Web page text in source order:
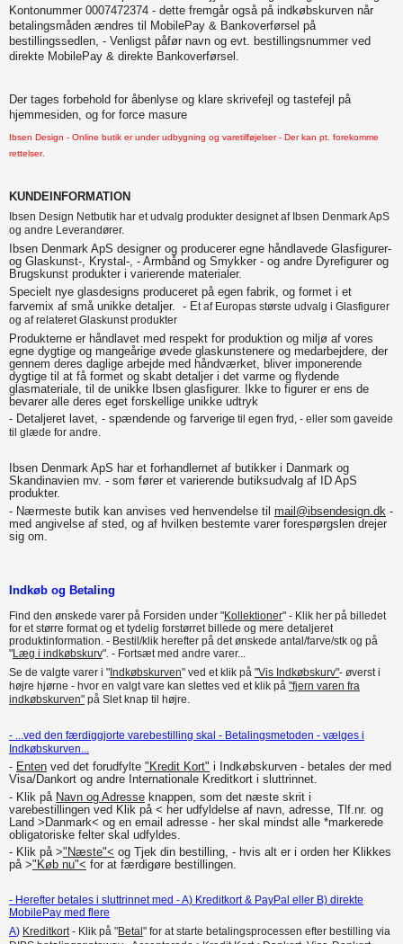
Kontonummer 0007472374 - dette fremgår også på indkøbskurven når
betalingsmåden ændres til MobilePay & Bankoverførsel på
bestillingssedlen, - Venligst påfør navn og evt. bestillingsnummer ved
direkte MobilePay & direkte Bankoverførsel.
Der tages forbehold for åbenlyse og klare skrivefejl og tastefejl på
hjemmesiden, og for force masure
Ibsen Design - Online butik er under udbygning og varetilføjelser - Der kan pt. forekomme
rettelser.
KUNDEINFORMATION
Ibsen Design Netbutik har et udvalg produkter designet af Ibsen Denmark ApS
og andre Leverandører.
Ibsen Denmark ApS designer og producerer egne håndlavede Glasfigurer-
og Glaskunst-, Krystal-, - Armbånd og Smykker - og andre Dyrefigurer og
Brugskunst produkter i varierende materialer.
Specielt nye glasdesigns produceret på egen fabrik, og formet i et
farvemix af små unikke detaljer. - Et af Europas største udvalg i Glasfigurer
og af relateret Glaskunst produkter
Produkterne er håndlavet med respekt for produktion og miljø af vores
egne dygtige og mangeårige øvede glaskunstenere og medarbejdere, der
gennem deres daglige arbejde med håndværket, bliver imponerende
dygtige til at få formet og skabt detaljer i det varme og flydende
glasmateriale, til de unikke Ibsen glasfigurer. Ikke to figurer er ens de
bevarer alle deres eget forskellige unikke udtryk
- Detaljeret lavet, - spændende og farverige til egen fryd, - eller som gaveide
til glæde for andre.
Ibsen Denmark ApS har et forhandlernet af butikker i Danmark og
Skandinavien mv. - som fører et varierende butiksudvalg af ID ApS
produkter.
- Nærmeste butik kan anvises ved henvendelse til mail@ibsendesign.dk -
med angivelse af sted, og af hvilken bestemte varer forespørgslen drejer
sig om.
Indkøb og Betaling
Find den ønskede varer på Forsiden under "Kollektioner" - Klik her på billedet
for et større format og et tydelig forstørret billede og mere detaljeret
produktinformation. - Bestil/klik herefter på det ønskede antal/farve/stk og på
"Læg i indkøbskurv". - Fortsæt med andre varer...
Se de valgte varer i "Indkøbskurven" ved et klik på "Vis Indkøbskurv"- øverst i
højre hjørne - hvor en valgt vare kan slettes ved et klik på "fjern varen fra
indkøbskurven" på Slet knap til højre.
- ...ved den færdiggjorte varebestilling skal - Betalingsmetoden - vælges i
Indkøbskurven...
- Enten ved det forudfylte "Kredit Kort" i Indkøbskurven - betales der med
Visa/Dankort og andre Internationale Kreditkort i sluttrinnet.
- Klik på Navn og Adresse knappen, som det næste skrit i
varebestillingen ved Klik på < her udfyldelse af navn, adresse, Tlf.nr. og
Land >Danmark< og en email adresse - her skal mindst alle *markerede
obligatoriske felter skal udfyldes.
- Klik på >"Næste"< og Tjek din bestilling, - hvis alt er i orden her Klikkes
på >"Køb nu"< for at færdigøre bestillingen.
- Herefter betales i sluttrinnet med - A) Kreditkort & PayPal eller B) direkte
MobilePay med flere
A) Kreditkort - Klik på "Betal" for at starte betalingsprocessen efter bestilling via